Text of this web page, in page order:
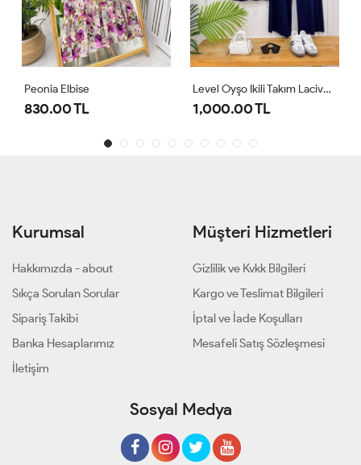
Level Oyşo Ikili Takım Lacivert Zeren Elbise Pudra
800.00 TL
Kurumsal
Hakkımızda - about
Sıkça Sorulan Sorular
Sipariş Takibi
Banka Hesaplarımız
İletişim
Müşteri Hizmetleri
Gizlilik ve Kvkk Bilgileri
Kargo ve Teslimat Bilgileri
İptal ve İade Koşulları
Mesafeli Satış Sözleşmesi
Sosyal Medya